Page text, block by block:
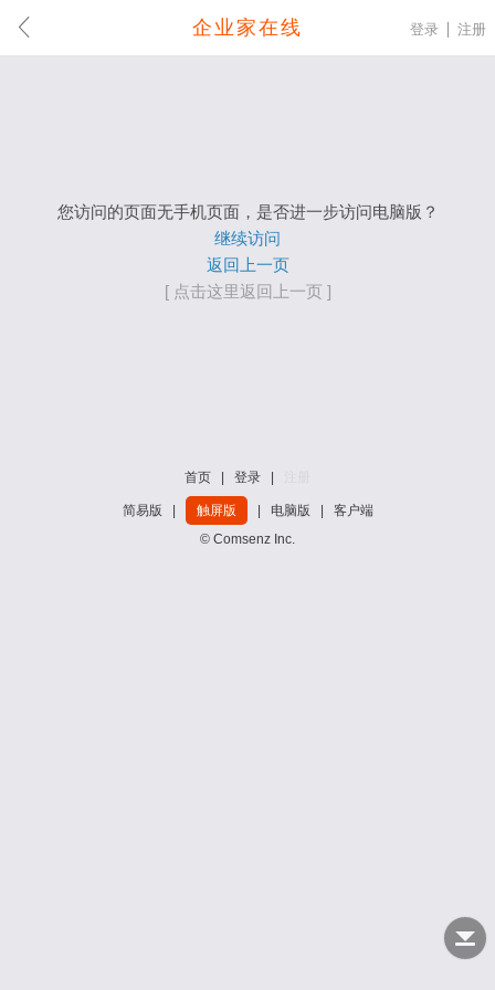
企业家在线 登录 注册
您访问的页面无手机页面，是否进一步访问电脑版？
继续访问
返回上一页
[ 点击这里返回上一页 ]
首页 登录
简易版 触屏版 电脑版
客户端
© Comsenz Inc.